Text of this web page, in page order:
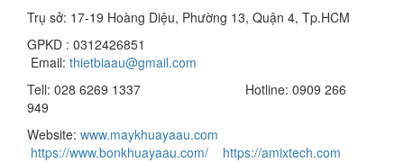
Trụ sở: 17-19 Hoàng Diệu, Phường 13, Quận 4, Tp.HCM
GPKD : 0312426851
Email: thietbiaau@gmail.com
Tell: 028 6269 1337 Hotline: 0909 266
949
Website: www.maykhuayaau.com
https://www.bonkhuayaau.com/
https://amixtech.com